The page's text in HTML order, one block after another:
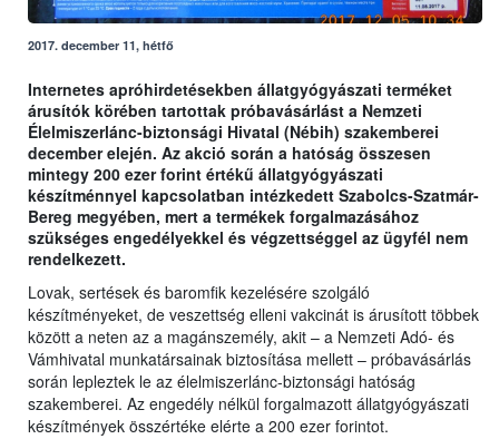
2017. december 11, hétfő
Internetes apróhirdetésekben állatgyógyászati terméket
árusítók körében tartottak próbavásárlást a Nemzeti
Élelmiszerlánc-biztonsági Hivatal (Nébih) szakemberei
december elején. Az akció során a hatóság összesen
mintegy 200 ezer forint értékű állatgyógyászati
készítménnyel kapcsolatban intézkedett Szabolcs-Szatmár-
Bereg megyében, mert a termékek forgalmazásához
szükséges engedélyekkel és végzettséggel az ügyfél nem
rendelkezett.
Lovak, sertések és baromfik kezelésére szolgáló
készítményeket, de veszettség elleni vakcinát is árusított többek
között a neten az a magánszemély, akit – a Nemzeti Adó- és
Vámhivatal munkatársainak biztosítása mellett – próbavásárlás
során lepleztek le az élelmiszerlánc-biztonsági hatóság
szakemberei. Az engedély nélkül forgalmazott állatgyógyászati
készítmények összértéke elérte a 200 ezer forintot.